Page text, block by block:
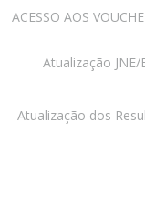
ACESSO AOS
Atualização
Atualização dos